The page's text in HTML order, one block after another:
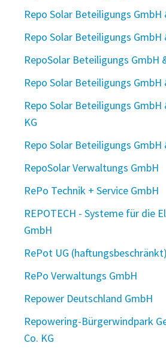
Repo Solar Beteiligungs GmbH
Repo Solar Beteiligungs GmbH
RepoSolar Beteiligungs GmbH
Repo Solar Beteiligungs
Repo Solar Beteiligungs GmbH
KG
Repo Solar Beteiligungs GmbH
RepoSolar Verwaltungs GmbH
RePo Technik + Service GmbH
REPOTECH - Systeme für die
GmbH
RePot UG (haftungsbeschränkt)
RePo Verwaltungs GmbH
Repower Deutschland GmbH
Repowering-Bürgerwindpark
Co. KG